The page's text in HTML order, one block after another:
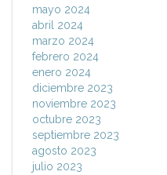
mayo 2024
abril 2024
marzo 2024
febrero 2024
enero 2024
diciembre 2023
noviembre 2023
octubre 2023
septiembre 2023
agosto 2023
julio 2023